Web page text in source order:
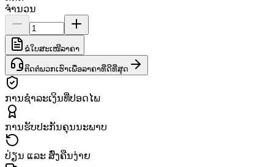
ຈຳນວນ
ຂໍໃບສະເໜີລາຄາ
ຕິດຕໍ່ພວກເຮົາເພື່ອລາຄາທີ່ດີທີ່ສຸດ
ການຊຳລະເງິນທີ່ປອດໄພ
ການຮັບປະກັນຄຸນນະພາບ
ປ່ຽນ ແລະ ສົ່ງຄືນງ່າຍ